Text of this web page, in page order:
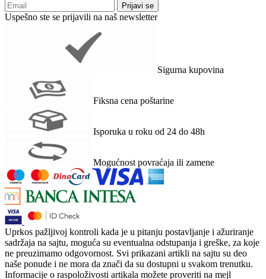
Prijavi se
Uspešno ste se prijavili na naš newsletter
Sigurna kupovina
Fiksna cena poštarine
Isporuka u roku od 24 do 48h
Mogućnost povraćaja ili zamene
Uprkos pažljivoj kontroli kada je u pitanju postavljanje i ažuriranje
sadržaja na sajtu, moguća su eventualna odstupanja i greške, za koje
ne preuzimamo odgovornost. Svi prikazani artikli na sajtu su deo
naše ponude i ne mora da znači da su dostupni u svakom trenutku.
Informacije o raspoloživosti artikala možete proveriti na mejl